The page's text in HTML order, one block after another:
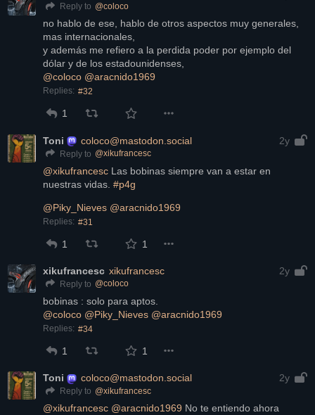
Reply to @coloco
no hablo de ese, hablo de otros aspectos muy generales,
mas internacionales,
y además me refiero a la perdida poder por ejemplo del
dólar y de los estadounidenses,
@coloco @aracnido1969
Replies: #32
1
Toni coloco@mastodon.social 2y
Reply to @xikufrancesc
@xikufrancesc Las bobinas siempre van a estar en
nuestras vidas. #p4g
@Piky_Nieves @aracnido1969
Replies: #31
1 1
xikufrancesc xikufrancesc 2y
Reply to @coloco
bobinas : solo para aptos.
@coloco @Piky_Nieves @aracnido1969
Replies: #34
1 1
Toni coloco@mastodon.social 2y
Reply to @xikufrancesc
@xikufrancesc @aracnido1969 No te entiendo ahora